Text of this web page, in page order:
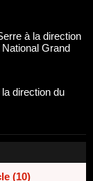
à la direction
Grand
direction du
lauréats 2026 !
(10)